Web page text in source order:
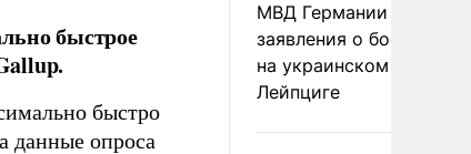
быстрое
быстро
данные опроса
МВД Германии отвергло
заявления о
на украинском
Лейпциге